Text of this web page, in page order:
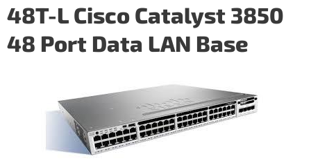
48T-L Cisco Catalyst 3850
48 Port Data LAN Base